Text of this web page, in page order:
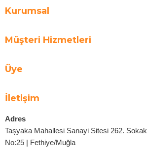
Kurumsal
Müşteri Hizmetleri
Üye
İletişim
Adres
Taşyaka Mahallesi Sanayi Sitesi 262. Sokak
No:25 | Fethiye/Muğla